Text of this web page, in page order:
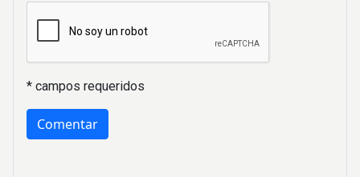
* campos requeridos